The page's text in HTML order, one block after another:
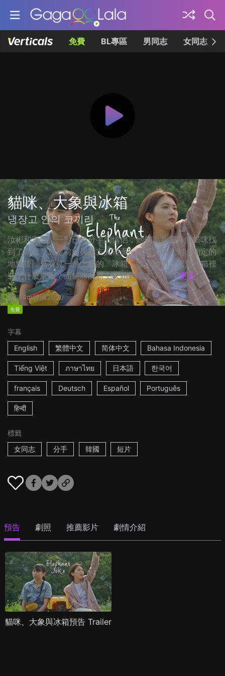
免費 BL專區 男同志 女同志
貓咪、大象與冰箱
냉장고 안의 코끼리
汝彬和海光是一對已經分手的情侶，她們為共同養的貓咪找
到了新家，於是前往與新主人碰面。只是當兩人到達約定的
地點後，只看見一台上鎖的「冰箱」等著她們。究竟冰箱裡
裝了什麼東西？而貓咪的新主人跑到哪去了？ ... 更多
14m韓國2020
免費
字幕
English
繁體中文 简体中文 Bahasa Indonesia
Tiếng Việt ภาษาไทย 日本語 한국어
français Deutsch Español Português
हिन्दी
標籤
女同志
分手 韓國 短片
預告 劇照 推薦影片 劇情介紹
貓咪、大象與冰箱預告 Trailer